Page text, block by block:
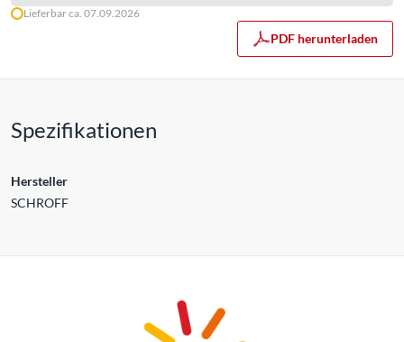
Lieferbar ca. 07.09.2026
PDF herunterladen
Spezifikationen
Hersteller
SCHROFF